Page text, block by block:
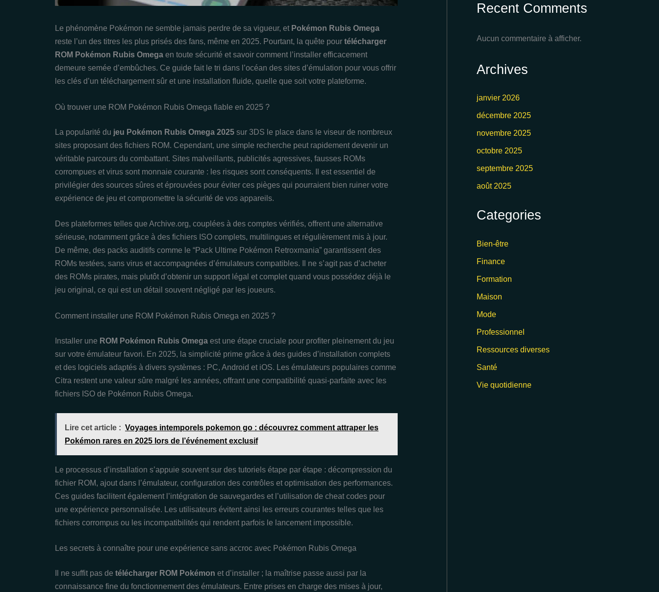
Le phénomène Pokémon ne semble jamais perdre de sa vigueur, et Pokémon Rubis Omega
reste l’un des titres les plus prisés des fans, même en 2025. Pourtant, la quête pour télécharger
ROM Pokémon Rubis Omega en toute sécurité et savoir comment l’installer efficacement
demeure semée d’embûches. Ce guide fait le tri dans l’océan des sites d’émulation pour vous offrir
les clés d’un téléchargement sûr et une installation fluide, quelle que soit votre plateforme.
Où trouver une ROM Pokémon Rubis Omega fiable en 2025 ?
La popularité du jeu Pokémon Rubis Omega 2025 sur 3DS le place dans le viseur de nombreux
sites proposant des fichiers ROM. Cependant, une simple recherche peut rapidement devenir un
véritable parcours du combattant. Sites malveillants, publicités agressives, fausses ROMs
corrompues et virus sont monnaie courante : les risques sont conséquents. Il est essentiel de
privilégier des sources sûres et éprouvées pour éviter ces pièges qui pourraient bien ruiner votre
expérience de jeu et compromettre la sécurité de vos appareils.
Des plateformes telles que Archive.org, couplées à des comptes vérifiés, offrent une alternative
sérieuse, notamment grâce à des fichiers ISO complets, multilingues et régulièrement mis à jour.
De même, des packs auditifs comme le “Pack Ultime Pokémon Retroxmania” garantissent des
ROMs testées, sans virus et accompagnées d’émulateurs compatibles. Il ne s’agit pas d’acheter
des ROMs pirates, mais plutôt d’obtenir un support légal et complet quand vous possédez déjà le
jeu original, ce qui est un détail souvent négligé par les joueurs.
Comment installer une ROM Pokémon Rubis Omega en 2025 ?
Installer une ROM Pokémon Rubis Omega est une étape cruciale pour profiter pleinement du jeu
sur votre émulateur favori. En 2025, la simplicité prime grâce à des guides d’installation complets
et des logiciels adaptés à divers systèmes : PC, Android et iOS. Les émulateurs populaires comme
Citra restent une valeur sûre malgré les années, offrant une compatibilité quasi-parfaite avec les
fichiers ISO de Pokémon Rubis Omega.
Lire cet article : Voyages intemporels pokemon go : découvrez comment attraper les
Pokémon rares en 2025 lors de l’événement exclusif
Le processus d’installation s’appuie souvent sur des tutoriels étape par étape : décompression du
fichier ROM, ajout dans l’émulateur, configuration des contrôles et optimisation des performances.
Ces guides facilitent également l’intégration de sauvegardes et l’utilisation de cheat codes pour
une expérience personnalisée. Les utilisateurs évitent ainsi les erreurs courantes telles que les
fichiers corrompus ou les incompatibilités qui rendent parfois le lancement impossible.
Les secrets à connaître pour une expérience sans accroc avec Pokémon Rubis Omega
Il ne suffit pas de télécharger ROM Pokémon et d’installer ; la maîtrise passe aussi par la
connaissance fine du fonctionnement des émulateurs. Entre prises en charge des mises à jour,
Recent Comments
Aucun commentaire à afficher.
Archives
janvier 2026
décembre 2025
novembre 2025
octobre 2025
septembre 2025
août 2025
Categories
Bien-être
Finance
Formation
Maison
Mode
Professionnel
Ressources diverses
Santé
Vie quotidienne